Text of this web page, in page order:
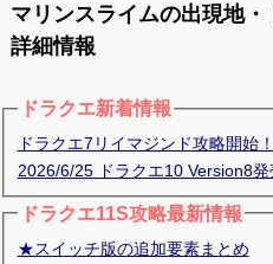
マリンスライムの出現地
詳細情報
ドラクエ新着情報
ドラクエ7リイマジンド攻略開始！
2026/6/25 ドラクエ10 Version8発
ドラクエ11S攻略最新情報
★スイッチ版の追加要素まとめ